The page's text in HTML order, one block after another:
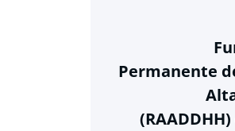
Permanente